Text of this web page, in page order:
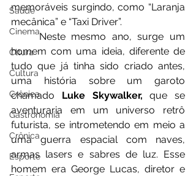
Saúde
Cinema
Cltura
Cultura
Crônica
Gastronomia
Crônica
Esporte
memoráveis surgindo, como “Laranja
mecânica” e “Taxi Driver”.
	Neste mesmo ano, surge um
homem com uma ideia, diferente de
tudo que já tinha sido criado antes,
uma história sobre um garoto
chamado Luke Skywalker, que se
aventuraria em um universo retrô
futurista, se intrometendo em meio a
uma guerra espacial com naves,
armas lasers e sabres de luz. Esse
homem era George Lucas, diretor e